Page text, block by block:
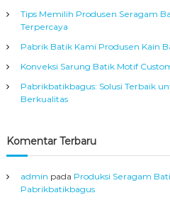
Tips Memilih Produsen Seragam
Terpercaya
Pabrik Batik Kami Produsen Kain
Konveksi Sarung Batik Motif
Pabrikbatikbagus: Solusi Terbaik
Berkualitas
Komentar Terbaru
admin pada Produksi Seragam
Pabrikbatikbagus